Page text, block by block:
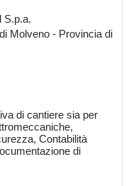
S.p.a.
Molveno - Provincia di
di cantiere sia per
Contabilità
di